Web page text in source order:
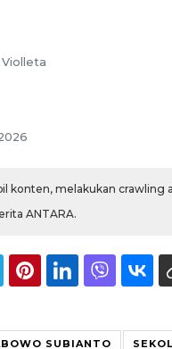
konten, melakukan crawling
ANTARA.
SUBIANTO